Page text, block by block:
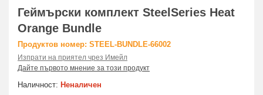
Геймърски комплект SteelSeries Heat
Orange Bundle
Продуктов номер: STEEL-BUNDLE-66002
Изпрати на приятел чрез Имейл
Дайте първото мнение за този продукт
Наличност: Неналичен